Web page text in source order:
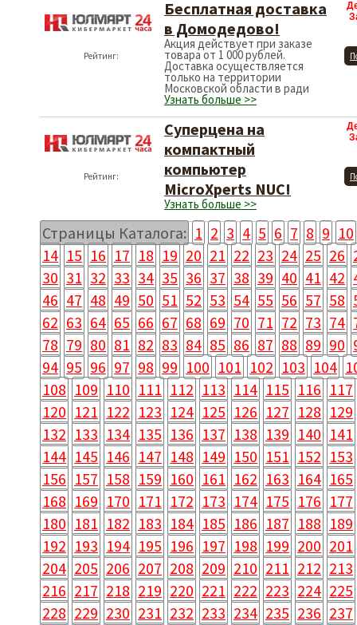
Рейтинг:
Бесплатная доставка
в Домодедово!
Акция действует при заказе
товара от 1 000 рублей.
Доставка осуществляется
только на территории
Московской области в ради
Узнать больше >>
Рейтинг:
Суперцена на
компактный
компьютер
MicroXperts NUC!
Узнать больше >>
Страницы Каталога: 1 2 3 4 5 6 7 8 9 10
14 15 16 17 18 19 20 21 22 23 24 25 26
30 31 32 33 34 35 36 37 38 39 40 41 42
46 47 48 49 50 51 52 53 54 55 56 57 58
62 63 64 65 66 67 68 69 70 71 72 73 74
78 79 80 81 82 83 84 85 86 87 88 89 90
94 95 96 97 98 99 100 101 102 103 104
108 109 110 111 112 113 114 115 116 117
120 121 122 123 124 125 126 127 128 129
132 133 134 135 136 137 138 139 140 141
144 145 146 147 148 149 150 151 152 153
156 157 158 159 160 161 162 163 164 165
168 169 170 171 172 173 174 175 176 177
180 181 182 183 184 185 186 187 188 189
192 193 194 195 196 197 198 199 200 201
204 205 206 207 208 209 210 211 212 213
216 217 218 219 220 221 222 223 224 225
228 229 230 231 232 233 234 235 236 237